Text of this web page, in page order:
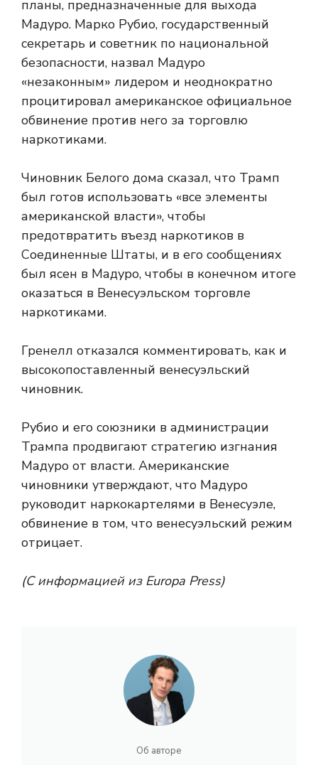
планы, предназначенные для выхода
Мадуро. Марко Рубио, государственный
секретарь и советник по национальной
безопасности, назвал Мадуро
«незаконным» лидером и неоднократно
процитировал американское официальное
обвинение против него за торговлю
наркотиками.
Чиновник Белого дома сказал, что Трамп
был готов использовать «все элементы
американской власти», чтобы
предотвратить въезд наркотиков в
Соединенные Штаты, и в его сообщениях
был ясен в Мадуро, чтобы в конечном итоге
оказаться в Венесуэльском торговле
наркотиками.
Гренелл отказался комментировать, как и
высокопоставленный венесуэльский
чиновник.
Рубио и его союзники в администрации
Трампа продвигают стратегию изгнания
Мадуро от власти. Американские
чиновники утверждают, что Мадуро
руководит наркокартелями в Венесуэле,
обвинение в том, что венесуэльский режим
отрицает.
(С информацией из Europa Press)
Об авторе